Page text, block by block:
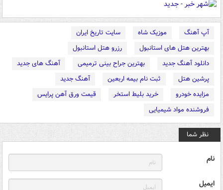
آپ آهنگ موزیک شاه
سایت تاریخ ایران
بهترین هتل های استانبول
رزرو هتل استانبول
دانلود آهنگ جدید
بهترین جراح بینی ترمیمی
آهنگ های جدید
پرشین هتل
ثبت نام بیمه اربعین
آهنگ جدید
مزایده خودرو
خرید بلیط استخر
قیمت ورق آهن پرایس
فروشنده مواد شیمیایی
نظر شما
نام
ایمیل